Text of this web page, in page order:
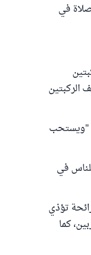
في
الركبتين
على التخيير ، قال ابن الحاجب رحمه الله في "جامع الأمهات" (1/97) : "ويستحب
في
تؤذي
كما